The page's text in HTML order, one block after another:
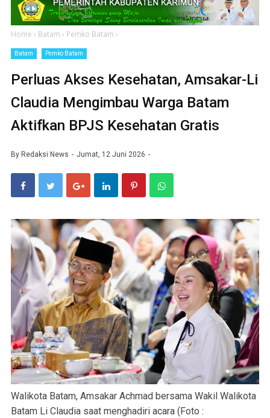
Home › Batam › Pemko Batam ›
Batam Pemko Batam
Perluas Akses Kesehatan, Amsakar-Li
Claudia Mengimbau Warga Batam
Aktifkan BPJS Kesehatan Gratis
By Redaksi News Jumat, 12 Juni 2026
Walikota Batam, Amsakar Achmad bersama Wakil Walikota
Batam Li Claudia saat menghadiri acara (Foto :